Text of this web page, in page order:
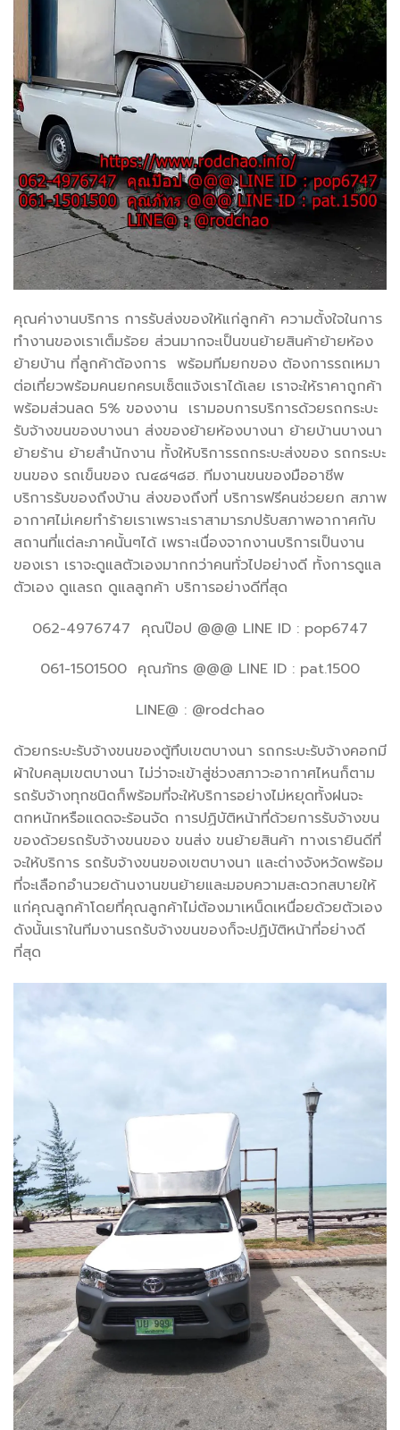
คุณค่างานบริการ การรับส่งของให้แก่ลูกค้า ความตั้งใจในการ
ทำงานของเราเต็มร้อย ส่วนมากจะเป็นขนย้ายสินค้าย้ายห้อง
ย้ายบ้าน ที่ลูกค้าต้องการ พร้อมทีมยกของ ต้องการรถเหมา
ต่อเที่ยวพร้อมคนยกครบเซ็ตแจ้งเราได้เลย เราจะให้ราคาถูกค้า
พร้อมส่วนลด 5% ของงาน เรามอบการบริการด้วยรถกระบะ
รับจ้างขนของบางนา ส่งของย้ายห้องบางนา ย้ายบ้านบางนา
ย้ายร้าน ย้ายสำนักงาน ทั้งให้บริการรถกระบะส่งของ รถกระบะ
ขนของ รถเข็นของ ณ๔๘ฯ๘ฮ. ทีมงานขนของมืออาชีพ
บริการรับของถึงบ้าน ส่งของถึงที่ บริการฟรีคนช่วยยก สภาพ
อากาศไม่เคยทำร้ายเราเพราะเราสามารภปรับสภาพอากาศกับ
สถานที่แต่ละภาคนั้นๆได้ เพราะเนื่องจากงานบริการเป็นงาน
ของเรา เราจะดูแลตัวเองมากกว่าคนทั่วไปอย่างดี ทั้งการดูแล
ตัวเอง ดูแลรถ ดูแลลูกค้า บริการอย่างดีที่สุด
062-4976747 คุณป๊อป @@@ LINE ID : pop6747
061-1501500 คุณภัทร @@@ LINE ID : pat.1500
LINE@ : @rodchao
ด้วยกระบะรับจ้างขนของตู้ทึบเขตบางนา รถกระบะรับจ้างคอกมี
ผ้าใบคลุมเขตบางนา ไม่ว่าจะเข้าสู่ช่วงสภาวะอากาศไหนก็ตาม
รถรับจ้างทุกชนิดก็พร้อมที่จะให้บริการอย่างไม่หยุดทั้งฝนจะ
ตกหนักหรือแดดจะร้อนจัด การปฏิบัติหน้าที่ด้วยการรับจ้างขน
ของด้วยรถรับจ้างขนของ ขนส่ง ขนย้ายสินค้า ทางเรายินดีที่
จะให้บริการ รถรับจ้างขนของเขตบางนา และต่างจังหวัดพร้อม
ที่จะเลือกอำนวยด้านงานขนย้ายและมอบความสะดวกสบายให้
แก่คุณลูกค้าโดยที่คุณลูกค้าไม่ต้องมาเหน็ดเหนื่อยด้วยตัวเอง
ดังนั้นเราในทีมงานรถรับจ้างขนของก็จะปฏิบัติหน้าที่อย่างดี
ที่สุด